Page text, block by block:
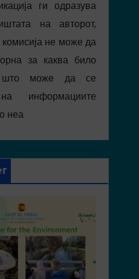
ги одразува
на авторот,
комисија не може да
за каква било
што може да се
информациите
неа